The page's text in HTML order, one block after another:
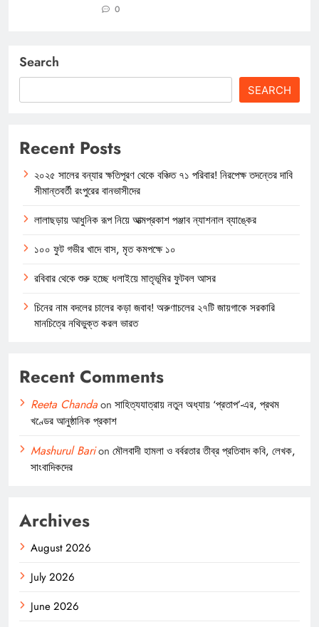
0
Search
SEARCH
Recent Posts
২০২৫ সালের বন্যার ক্ষতিপূরণ থেকে বঞ্চিত ৭১ পরিবার! নিরপেক্ষ তদন্তের দাবি
সীমান্তবর্তী রংপুরের বানভাসীদের
লালাছড়ায় আধুনিক রূপ নিয়ে আত্মপ্রকাশ পঞ্জাব ন্যাশনাল ব্যাঙ্কের
১০০ ফুট গভীর খাদে বাস, মৃত কমপক্ষে ১০
রবিবার থেকে শুরু হচ্ছে ধলাইয়ে মাতৃভূমির ফুটবল আসর
চিনের নাম বদলের চালের কড়া জবাব! অরুণাচলের ২৭টি জায়গাকে সরকারি
মানচিত্রে নথিভুক্ত করল ভারত
Recent Comments
Reeta Chandaon সাহিত্যযাত্রায় নতুন অধ্যায় ‘প্রতাপ’-এর, প্রথম
খণ্ডের আনুষ্ঠানিক প্রকাশ
Mashurul Barion মৌলবাদী হামলা ও বর্বরতার তীব্র প্রতিবাদ কবি, লেখক,
সাংবাদিকদের
Archives
August 2026
July 2026
June 2026